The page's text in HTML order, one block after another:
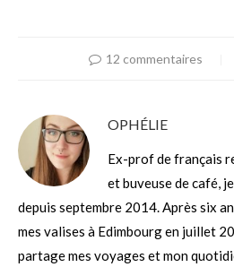
12 commentaires
OPHÉLIE
Ex-prof de français
et buveuse de café,
depuis septembre 2014. Après six
mes valises à Edimbourg en juillet
partage mes voyages et mon